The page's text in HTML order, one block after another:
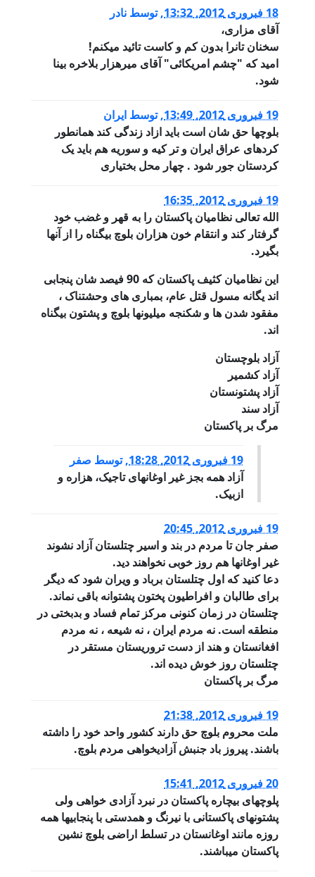
18 فبروری 2012, 13:32 ,توسط نادر
آقای مزاری،
سخنان تانرا بدون کم و کاست تائید میکنم!
امید که "چشم امریکائی" آقای میرهزار بلاخره بینا
شود.
19 فبروری 2012, 13:49 ,توسط ایران
بلوچها حق شان است باید ازاد زندگی کند همانطور
کردهای عراق ایران و تر کیه و سوریه هم باید یک
کردستان جور شود . چهار محل بختیاری
19 فبروری 2012, 16:35
الله تعالی نظامیان پاکستان را به قهر و غضب خود
گرفتار کند و انتقام خون هزاران بلوچ بیگناه را از آنها
بگیرد.
این نظامیان کثیف پاکستان که 90 فیصد شان پنجابی
اند یگانه مسول قتل عام، بمباری های وحشتناک ،
مفقود شدن ها و شکنجه میلیونها بلوچ و پشتون بیگناه
اند.
آزاد بلوچستان
آزاد کشمیر
آزاد پشتونستان
آزاد سند
مرگ بر پاکستان
19 فبروری 2012, 18:28 ,توسط صفر
آزاد همه بجز غیر اوغانهای تاجیک، هزاره و
ازبیک.
19 فبروری 2012, 20:45
صفر جان تا مردم در بند و اسیر چتلستان آزاد نشوند
غیر اوغانها هم روز خوبی نخواهند دید.
دعا کنید که اول چتلستان برباد و ویران شود که دیگر
برای طالبان و افراطیون پختون پشتوانه باقی نماند.
چتلستان در زمان کنونی مرکز تمام فساد و بدبختی در
منطقه است. نه مردم ایران ، نه شیعه ، نه مردم
افغانستان و هند از دست تروریستان مستقر در
چتلستان روز خوش دیده اند.
مرگ بر پاکستان
19 فبروری 2012, 21:38
ملت محروم بلوچ حق دارند کشور واحد خود را داشته
باشند. پیروز باد جنبش آزادیخواهی مردم بلوچ.
20 فبروری 2012, 15:41
پلوچهای بیچاره پاکستان در نبرد آزادی خواهی ولی
پشتونهای پاکستانی با نیرنگ و همدستی با پنجابیها همه
روزه مانند اوغانستان در تسلط اراضی بلوچ نشین
پاکستان میباشند.